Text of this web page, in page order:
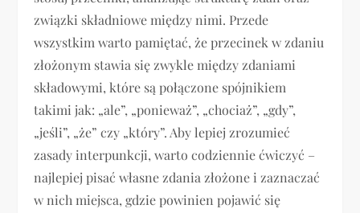
związki składniowe między nimi. Przede
wszystkim warto pamiętać, że przecinek w zdaniu
złożonym stawia się zwykle między zdaniami
składowymi, które są połączone spójnikiem
takimi jak: „ale”, „ponieważ”, „chociaż”, „gdy”,
„jeśli”, „że” czy „który”. Aby lepiej zrozumieć
zasady interpunkcji, warto codziennie ćwiczyć –
najlepiej pisać własne zdania złożone i zaznaczać
w nich miejsca, gdzie powinien pojawić się